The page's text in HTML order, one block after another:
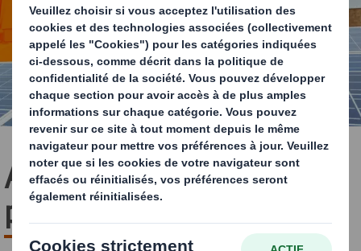
Agir aujourd'hui et
préparer demain